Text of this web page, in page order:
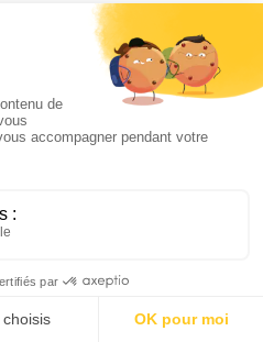
souhaitez réaliser votre
à Janzé(35), et du lieu
vous contactez, des frais de
s’appliquer, mais ils sont
dans votre devis.
vous proposer des
et de beaux souvenirs de
shooting photo (séminaire,
etc...), vous trouverez